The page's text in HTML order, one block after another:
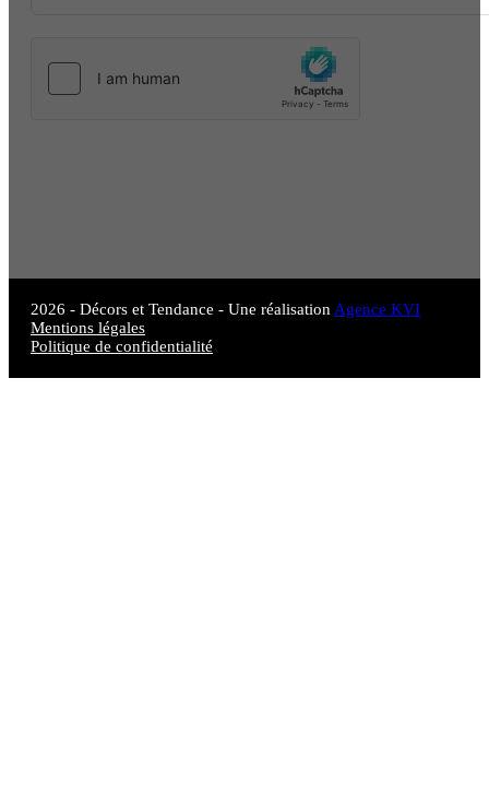
2026 - Décors et Tendance - Une réalisationAgence KVI
Mentions légales
Politique de confidentialité